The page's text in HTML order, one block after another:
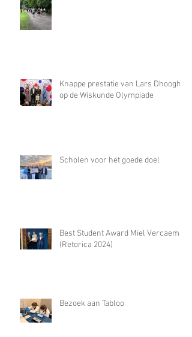
Knappe prestatie van Lars Dhooghe
op de Wiskunde Olympiade
Scholen voor het goede doel
Best Student Award Miel Vercaemst
(Retorica 2024)
Bezoek aan Tabloo